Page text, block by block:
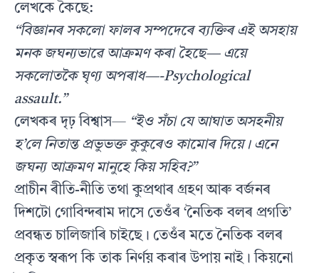
লেখকে কৈছে:
“বিজ্ঞানৰ সকলো ফালৰ সম্পদেৰে ব্যক্তিৰ এই অসহায়
মনক জঘন্যভাৱে আক্ৰমণ কৰা হৈছে— এয়ে
সকলোতকৈ ঘৃণ্য অপৰাধ—-Psychological
assault.”
লেখকৰ দৃঢ় বিশ্বাস— “ইও সঁচা যে আঘাত অসহনীয়
হ’লে নিতান্ত প্ৰভুভক্ত কুকুৰেও কামোৰ দিয়ে। এনে
জঘন্য আক্ৰমণ মানুহে কিয় সহিব?”
প্ৰাচীন ৰীতি-নীতি তথা কুপ্ৰথাৰ গ্ৰহণ আৰু বৰ্জনৰ
দিশটো গোবিন্দৰাম দাসে তেওঁৰ ‘নৈতিক বলৰ প্ৰগতি’
প্ৰবন্ধত চালিজাৰি চাইছে। তেওঁৰ মতে নৈতিক বলৰ
প্ৰকৃত স্বৰূপ কি তাক নিৰ্ণয় কৰাৰ উপায় নাই। কিয়নো